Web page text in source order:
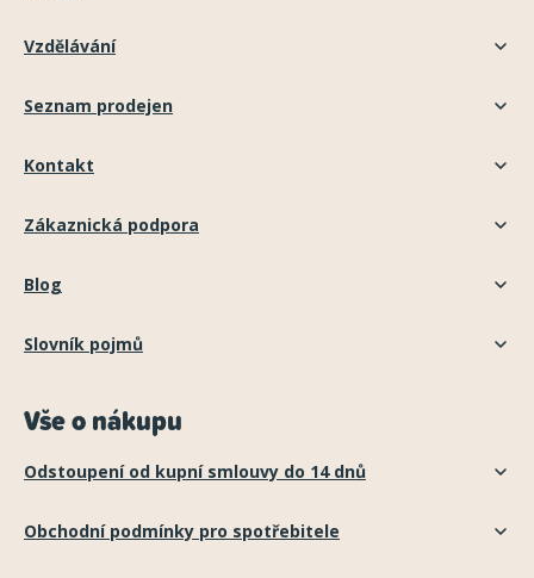
Vzdělávání
Seznam prodejen
Kontakt
Zákaznická podpora
Blog
Slovník pojmů
Vše o nákupu
Odstoupení od kupní smlouvy do 14 dnů
Obchodní podmínky pro spotřebitele